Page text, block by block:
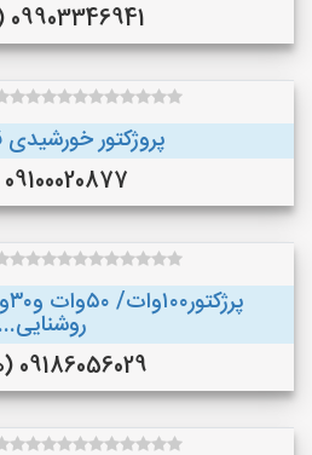
09903346941 (مشهد)
پروژکتور
09100020877 (یزد)
روشنایی...
09186056029 (همدان)